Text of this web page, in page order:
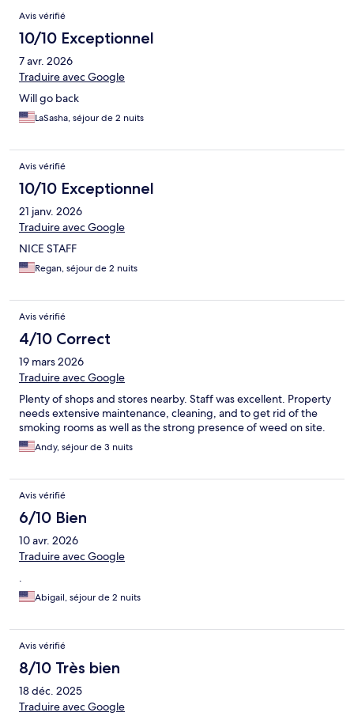
Avis vérifié
10/10 Exceptionnel
7 avr. 2026
Traduire avec Google
Will go back
LaSasha, séjour de 2 nuits
Avis vérifié
10/10 Exceptionnel
21 janv. 2026
Traduire avec Google
NICE STAFF
Regan, séjour de 2 nuits
Avis vérifié
4/10 Correct
19 mars 2026
Traduire avec Google
Plenty of shops and stores nearby. Staff was excellent. Property
needs extensive maintenance, cleaning, and to get rid of the
smoking rooms as well as the strong presence of weed on site.
Andy, séjour de 3 nuits
Avis vérifié
6/10 Bien
10 avr. 2026
Traduire avec Google
.
Abigail, séjour de 2 nuits
Avis vérifié
8/10 Très bien
18 déc. 2025
Traduire avec Google